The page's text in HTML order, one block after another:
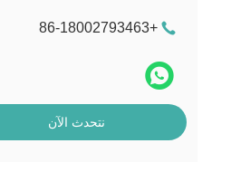
+86-18002793463
نتحدث الآن